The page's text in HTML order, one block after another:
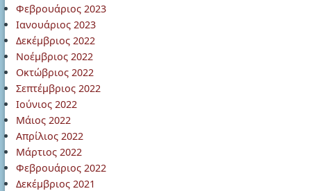
Φεβρουάριος 2023
Ιανουάριος 2023
Δεκέμβριος 2022
Νοέμβριος 2022
Οκτώβριος 2022
Σεπτέμβριος 2022
Ιούνιος 2022
Μάιος 2022
Απρίλιος 2022
Μάρτιος 2022
Φεβρουάριος 2022
Δεκέμβριος 2021